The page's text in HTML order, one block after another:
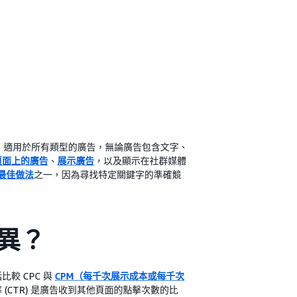
用於所有類型的廣告，無論廣告包含文字、
上的廣告 、 展示廣告 ，以及顯示在社群媒體
佳做法之一，因為尋找特定關鍵字的準確競
？
較 CPC 與 CPM（每千次展示成本或每千次
(CTR) 是廣告收到其他頁面的點擊次數的比